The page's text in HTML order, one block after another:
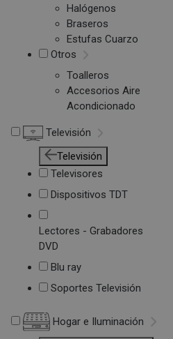
Halógenos
Braseros
Estufas Cuarzo
Otros
Toalleros
Accesorios Aire
Acondicionado
Televisión
Televisión
Televisores
Dispositivos TDT
Lectores - Grabadores
DVD
Blu ray
Soportes Televisión
Hogar e Iluminación